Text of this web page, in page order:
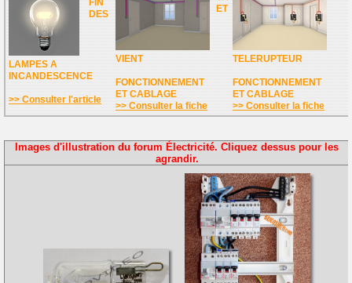
FIN
DES
LAMPES A
INCANDESCENCE
>> Consulter l'article
ET
VIENT
FONCTIONNEMENT
ET CABLAGE
>> Consulter la fiche
TELERUPTEUR
FONCTIONNEMENT
ET CABLAGE
>> Consulter la fiche
Images d'illustration du forum Électricité. Cliquez dessus pour les
agrandir.